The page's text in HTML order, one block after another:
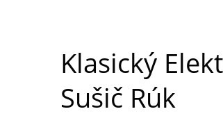
Klasický
Sušič Rúk